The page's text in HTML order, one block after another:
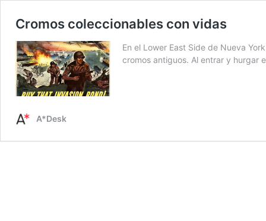
Cromos coleccionables con vidas
En el Lower East Side de Nueva
cromos antiguos. Al entrar y hurgar
A*Desk